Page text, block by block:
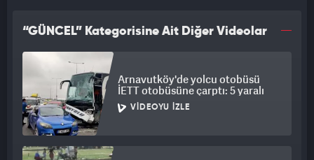
“GÜNCEL” Kategorisine Ait Diğer Videolar
Arnavutköy'de yolcu otobüsü
İETT otobüsüne çarptı: 5 yaralı
VIDEOYU İZLE